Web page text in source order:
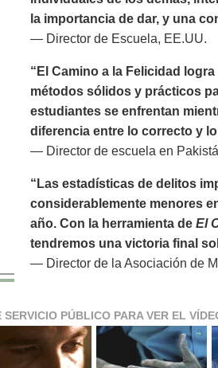
la importancia de dar, y una
— Director de Escuela, EE.UU.
“El Camino a la Felicidad
métodos sólidos y prácticos
estudiantes se enfrentan
diferencia entre lo correcto y
— Director de escuela en
“Las estadísticas de delitos
considerablemente menores
año. Con la herramienta de El
tendremos una victoria final
— Director de la Asociación de
PÚBLICO PARA VER EL